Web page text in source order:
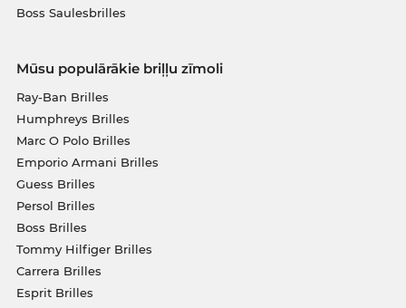
Boss Saulesbrilles
Mūsu populārākie briļļu zīmoli
Ray-Ban Brilles
Humphreys Brilles
Marc O Polo Brilles
Emporio Armani Brilles
Guess Brilles
Persol Brilles
Boss Brilles
Tommy Hilfiger Brilles
Carrera Brilles
Esprit Brilles